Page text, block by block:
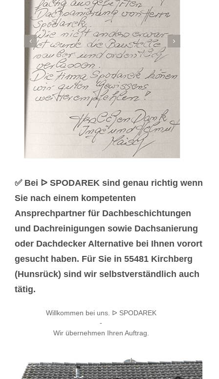
✅ Bei ᐅ SPODAREK sind genau richtig wenn
Sie nach einem kompetenten
Ansprechpartner für Dachbeschichtungen
und Dachreinigungen sowie Dachsanierung
oder Dachdecker Alternative bei Ihnen vorort
gesucht haben. Für Sie in 55481 Kirchberg
(Hunsrück) sind wir selbstverständlich auch
tätig.
Willkommen bei uns. ᐅ SPODAREK
-
Wir übernehmen Ihren Auftrag.